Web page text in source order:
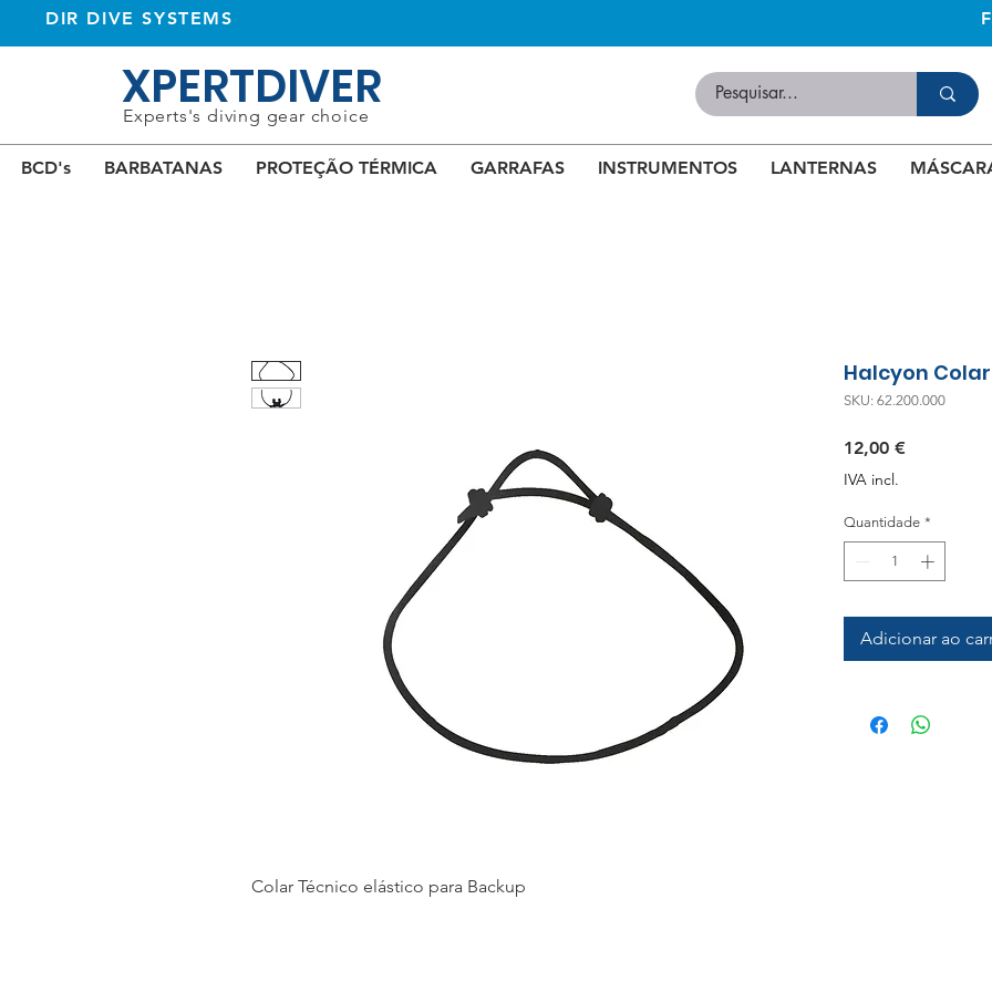
BCD's BARBATANAS PROTEÇÃO TÉRMICA GARRAFAS INSTRUMENTOS LANTERNAS
XPERTDIVER
Experts's diving gear choice
DIR DIVE SYSTEMS
Colar Técnico elástico para Backup
Halcyon
SKU: 62.200.000
12,00 €
IVA incl.
Quantidade *
Adicionar ao